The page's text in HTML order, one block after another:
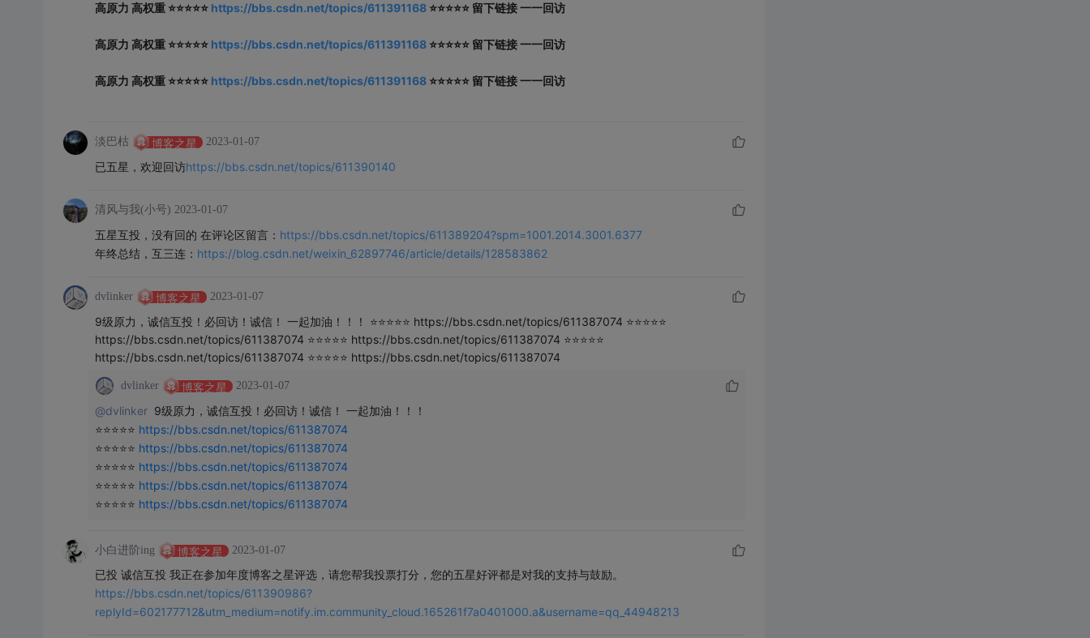
高原力 高权重 ⭐⭐⭐⭐⭐ https://bbs.csdn.net/topics/611391168⭐⭐⭐⭐⭐ 留下链接 一一回访
高原力 高权重 ⭐⭐⭐⭐⭐ https://bbs.csdn.net/topics/611391168⭐⭐⭐⭐⭐ 留下链接 一一回访
高原力 高权重 ⭐⭐⭐⭐⭐ https://bbs.csdn.net/topics/611391168⭐⭐⭐⭐⭐ 留下链接 一一回访
淡巴枯 博客之星 2023-01-07
已五星，欢迎回访https://bbs.csdn.net/topics/611390140
清风与我(小号) 2023-01-07
五星互投，没有回的 在评论区留言： https://bbs.csdn.net/topics/611389204?spm=1001.2014.3001.6377
年终总结，互三连： https://blog.csdn.net/weixin_62897746/article/details/128583862
dvlinker 博客之星 2023-01-07
9级原力，诚信互投！必回访！诚信！ 一起加油！！！ ⭐⭐⭐⭐⭐ https://bbs.csdn.net/topics/611387074 ⭐⭐⭐⭐⭐
https://bbs.csdn.net/topics/611387074 ⭐⭐⭐⭐⭐ https://bbs.csdn.net/topics/611387074 ⭐⭐⭐⭐⭐
https://bbs.csdn.net/topics/611387074 ⭐⭐⭐⭐⭐ https://bbs.csdn.net/topics/611387074
dvlinker 博客之星 2023-01-07
@dvlinker 9级原力，诚信互投！必回访！诚信！ 一起加油！！！
⭐⭐⭐⭐⭐ https://bbs.csdn.net/topics/611387074
⭐⭐⭐⭐⭐ https://bbs.csdn.net/topics/611387074
⭐⭐⭐⭐⭐ https://bbs.csdn.net/topics/611387074
⭐⭐⭐⭐⭐ https://bbs.csdn.net/topics/611387074
⭐⭐⭐⭐⭐ https://bbs.csdn.net/topics/611387074
小白进阶ing 博客之星 2023-01-07
已投 诚信互投 我正在参加年度博客之星评选，请您帮我投票打分，您的五星好评都是对我的支持与鼓励。
https://bbs.csdn.net/topics/611390986?
replyId=602177712&utm_medium=notify.im.community_cloud.165261f7a0401000.a&username=qq_44948213